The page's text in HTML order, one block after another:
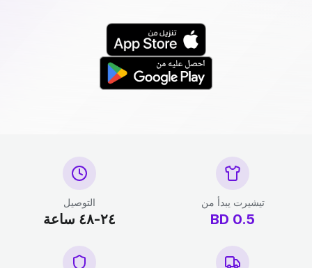
تيشيرت يبدأ من
0.5
BD
التوصيل
٢٤-٤٨ ساعة